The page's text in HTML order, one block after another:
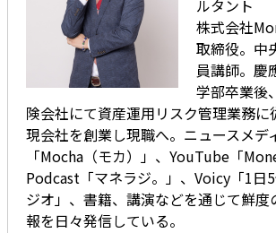
ルタント
株式会社
取締役。中
員講師。慶
学部卒業後
険会社にて資産運用リスク管理業務に
現会社を創業し現職へ。ニュースメデ
「Mocha（モカ）」、YouTube「
Podcast「マネラジ。」、Voicy「1日
ジオ」、書籍、講演などを通じて鮮度
報を日々発信している。